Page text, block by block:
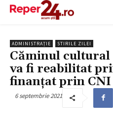
ADMINISTRAȚIE STIRILE ZILEI
Căminul cultural
va fi reabilitat
finanțat prin CNI
6 septembrie 2021